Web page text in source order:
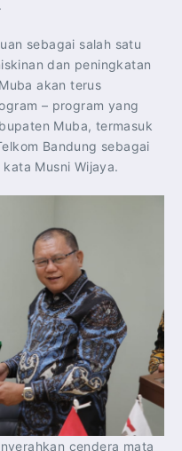
sebagai salah satu
dan peningkatan
akan terus
– program yang
Muba, termasuk
Bandung sebagai
Musni Wijaya.
cendera mata